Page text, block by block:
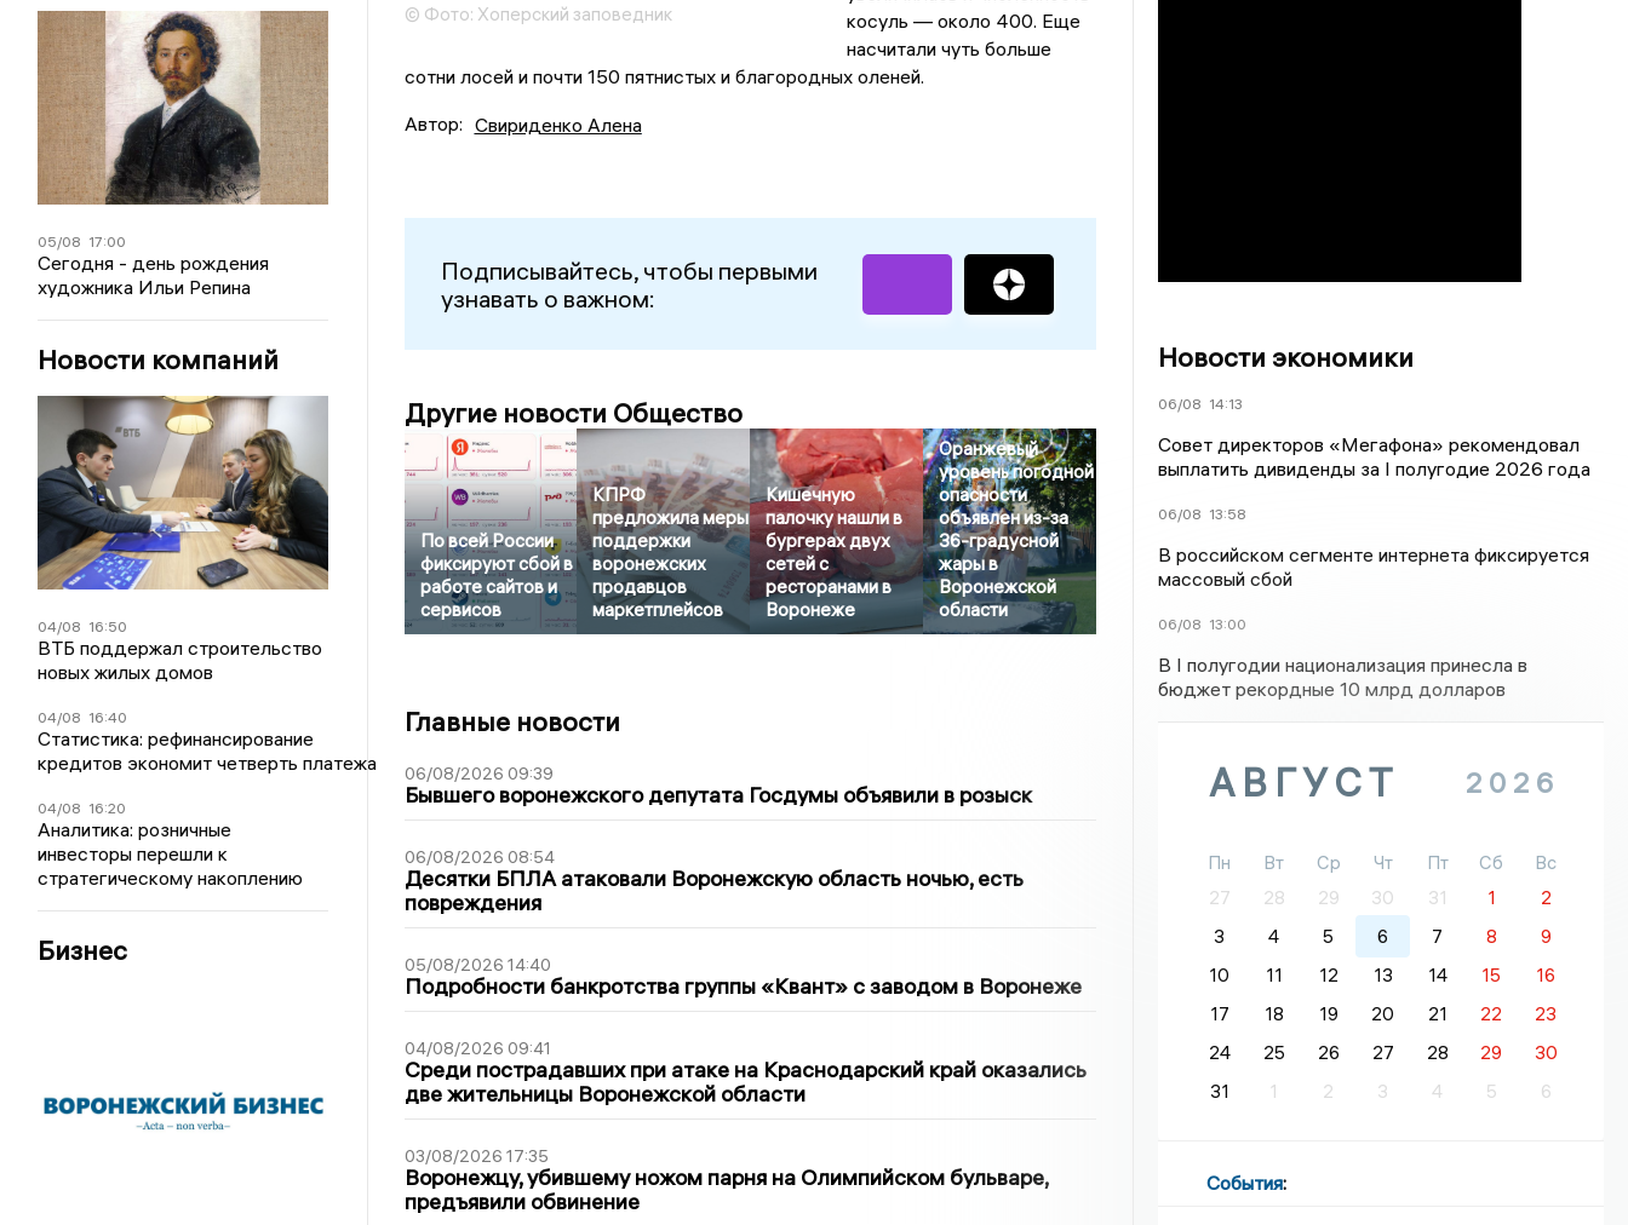
05/08 17:00
Сегодня - день рождения
художника Ильи Репина
Новости компаний
04/08 16:50
ВТБ поддержал строительство
новых жилых домов
04/08 16:40
Статистика: рефинансирование
кредитов экономит четверть платежа
04/08 16:20
Аналитика: розничные
инвесторы перешли к
стратегическому накоплению
Бизнес
© Фото: Хоперский заповедник
косуль — около 400. Еще
насчитали чуть больше
сотни лосей и почти 150 пятнистых и благородных оленей.
Автор: Свириденко Алена
Подписывайтесь, чтобы первыми
узнавать о важном:
Другие новости Общество
По всей России
фиксируют сбой в
работе сайтов и
сервисов
КПРФ
предложила меры
поддержки
воронежских
продавцов
маркетплейсов
Кишечную
палочку нашли в
бургерах двух
сетей с
ресторанами в
Воронеже
Оранжевый
уровень погодной
опасности
объявлен из-за
36-градусной
жары в
Воронежской
области
Главные новости
06/08/2026 09:39
Бывшего воронежского депутата Госдумы объявили в розыск
06/08/2026 08:54
Десятки БПЛА атаковали Воронежскую область ночью, есть
повреждения
05/08/2026 14:40
Подробности банкротства группы «Квант» с заводом в Воронеже
04/08/2026 09:41
Среди пострадавших при атаке на Краснодарский край оказались
две жительницы Воронежской области
03/08/2026 17:35
Воронежцу, убившему ножом парня на Олимпийском бульваре,
предъявили обвинение
Новости экономики
06/08 14:13
Совет директоров «Мегафона» рекомендовал
выплатить дивиденды за I полугодие 2026 года
06/08 13:58
В российском сегменте интернета фиксируется
массовый сбой
06/08 13:00
В I полугодии национализация принесла в
бюджет рекордные 10 млрд долларов
АВГУСТ 2026
Пн Вт Ср Чт Пт Сб
Вс
27
28 29 30 31 1
2
3
4 5 6 7 8
9
10
11 12 13 14 15
16
17
18 19 20 21 22
23
24
25 26 27 28 29
30
31
1 2 3 4 5 6
События: